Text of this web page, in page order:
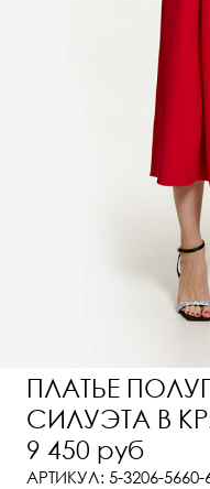
ПЛАТЬЕ
СИЛУЭТА В
9 450 руб
АРТИКУЛ: 5-3206-5660-